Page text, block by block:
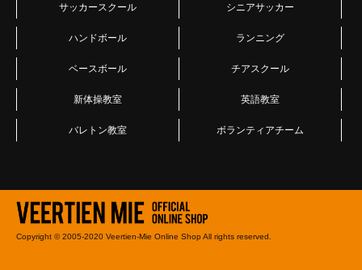
サッカースクール シニアサッカー
ハンドボール ランニング
ベースボール チアスクール
新体操教室 英語教室
バレトン教室 ボランティアチーム
Copyright © 2005-2020 Veertien-Mie Online Shop All rights reserved.